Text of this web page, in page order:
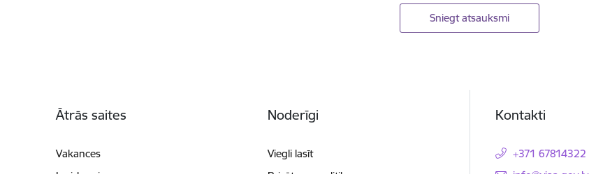
Sniegt atsauksmi
Ātrās saites
Vakances
Noderīgi
Viegli lasīt
Kontakti
+371 67814322